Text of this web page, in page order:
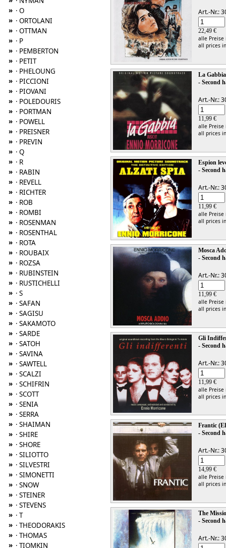
» · O
» · ORTOLANI
» · OTTMAN
» · P
» · PEMBERTON
» · PETIT
» · PHELOUNG
» · PICCIONI
» · PIOVANI
» · POLEDOURIS
» · PORTMAN
» · POWELL
» · PREISNER
» · PREVIN
» · Q
» · R
» · RABIN
» · REVELL
» · RICHTER
» · ROB
» · ROMBI
» · ROSENMAN
» · ROSENTHAL
» · ROTA
» · ROUBAIX
» · ROZSA
» · RUBINSTEIN
» · RUSTICHELLI
» · S
» · SAFAN
» · SAGISU
» · SAKAMOTO
» · SARDE
» · SATOH
» · SAVINA
» · SAWTELL
» · SCALZI
» · SCHIFRIN
» · SCOTT
» · SENIA
» · SERRA
» · SHAIMAN
» · SHIRE
» · SHORE
» · SILIOTTO
» · SILVESTRI
» · SIMONETTI
» · SNOW
» · STEINER
» · STEVENS
» · T
» · THEODORAKIS
» · THOMAS
» · TIOMKIN
Art.-Nr.:
22,49 €
alle
all prices
La
- Second
Art.-Nr.:
11,99 €
alle
all prices
Espion
- Second
Art.-Nr.:
11,99 €
alle
all prices
Mosca
- Second
Art.-Nr.:
11,99 €
alle
all prices
Gli
- Second
Art.-Nr.:
11,99 €
alle
all prices
Frantic
- Second
Art.-Nr.:
14,99 €
alle
all prices
The
- Second
Art.-Nr.: